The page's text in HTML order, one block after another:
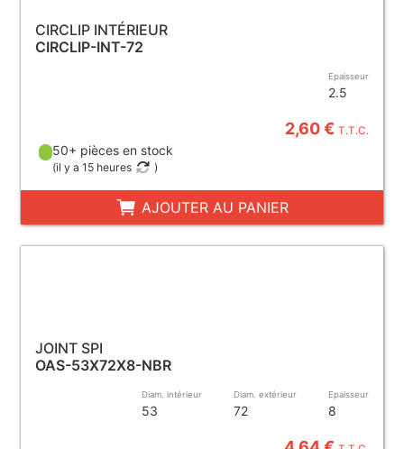
CIRCLIP INTÉRIEUR
CIRCLIP-INT-72
Epaisseur
2.5
2,60 €T.T.C.
50+ pièces en stock
(il y a 15 heures )
AJOUTER AU PANIER
JOINT SPI
OAS-53X72X8-NBR
Diam. intérieur
53
Diam. extérieur
72
Epaisseur
8